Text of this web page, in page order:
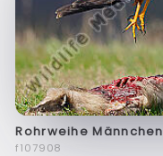
Rohrweihe Männchen
f107908